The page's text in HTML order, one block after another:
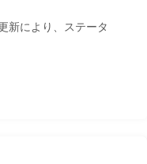
新により、ステータ